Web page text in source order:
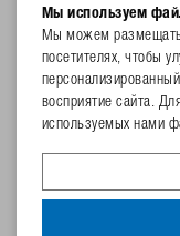
Мы используем
Мы можем размещать
посетителях, чтобы
восприятие сайта.
используемых нами